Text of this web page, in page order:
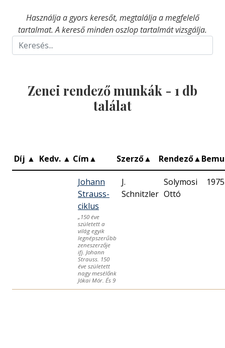
Használja a gyors keresőt, megtalálja a megfelelő
tartalmat. A kereső minden oszlop tartalmát vizsgálja.
Zenei rendező munkák - 1 db
találat
Díj ▲ Kedv. ▲ Cím▲ Szerző▲ Rendező▲
Johann
Strauss-
ciklus
„150 éve
született a
világ egyik
legnépszerűbb
zeneszerzője
ifj. Johann
Strauss. 150
éve született
nagy mesélőnk
Jókai Mór. És 9
J.
Schnitzler
Solymosi
Ottó